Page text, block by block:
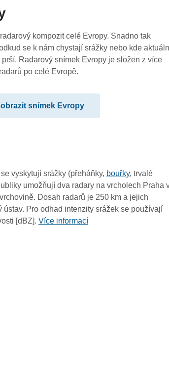
13:35
13:25
13:15
11:35
11:25
11:15
11:05
kompozit celé Evropy. Snadno tak
se k nám chystají srážky nebo kde
prší. Radarový snímek Evropy je složen z více
po celé Evropě.
snímek Evropy
vyskytují srážky (přeháňky, bouřky, trvalé
umožňují dva radary na vrcholech Praha
Dosah radarů je 250 km a jejich
Pro odhad intenzity srážek se používají
[dBZ].Více informací